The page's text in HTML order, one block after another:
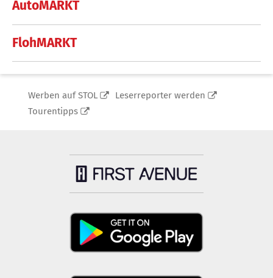
AutoMARKT
FlohMARKT
Werben auf STOL
Leserreporter werden
Tourentipps